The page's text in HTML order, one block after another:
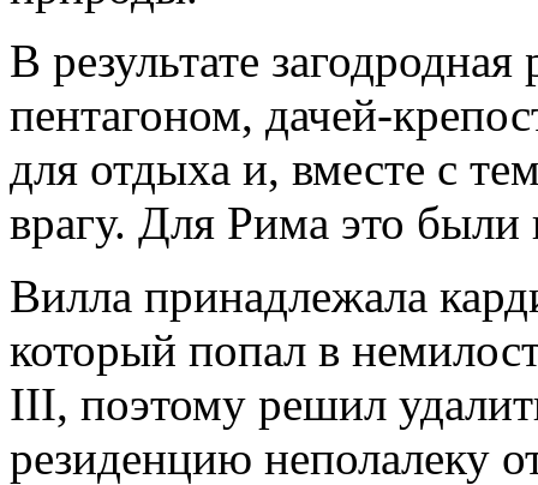
В результате
пентагоном, дачей-
для отдыха и, вместе с
врагу. Для Рима это
Вилла принадлежала
который попал в
III, поэтому решил
резиденцию неполалеку